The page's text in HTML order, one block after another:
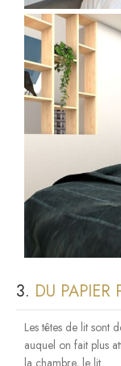
3. DU PAPIER
Les têtes de lit sont
auquel on fait plus
la chambre, le lit.